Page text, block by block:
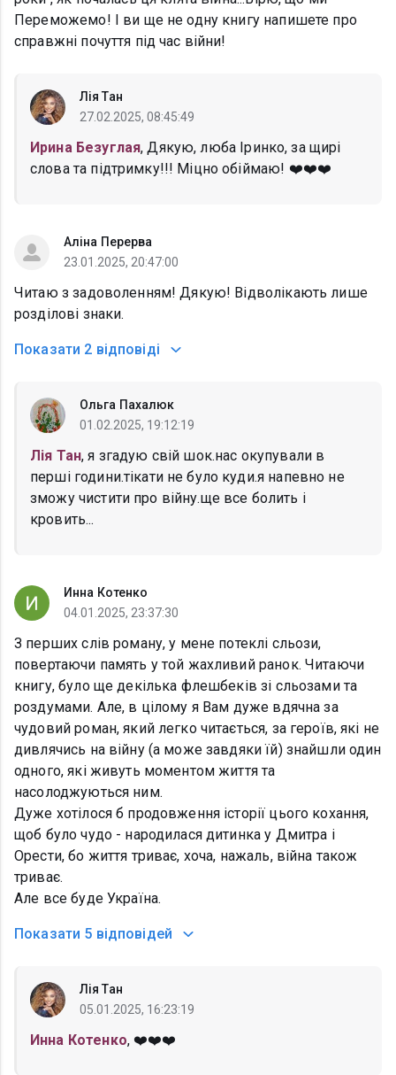
Переможемо! І ви ще не одну книгу напишете про
справжні почуття під час війни!
Лія Тан
27.02.2025, 08:45:49
Ирина Безуглая, Дякую, люба Іринко, за щирі
слова та підтримку!!! Міцно обіймаю! ❤️❤️❤️
Аліна Перерва
23.01.2025, 20:47:00
Читаю з задоволенням! Дякую! Відволікають лише
розділові знаки.
Показати 2 відповіді
Ольга Пахалюк
01.02.2025, 19:12:19
Лія Тан, я згадую свій шок.нас окупували в
перші години.тікати не було куди.я напевно не
зможу чистити про війну.ще все болить і
кровить...
Инна Котенко
04.01.2025, 23:37:30
З перших слів роману, у мене потеклі сльози,
повертаючи память у той жахливий ранок. Читаючи
книгу, було ще декілька флешбеків зі сльозами та
роздумами. Але, в цілому я Вам дуже вдячна за
чудовий роман, який легко читається, за героїв, які не
дивлячись на війну (а може завдяки їй) знайшли один
одного, які живуть моментом життя та
насолоджуються ним.
Дуже хотілося б продовження історії цього кохання,
щоб було чудо - народилася дитинка у Дмитра і
Орести, бо життя триває, хоча, нажаль, війна також
триває.
Але все буде Україна.
Показати 5 відповідей
Лія Тан
05.01.2025, 16:23:19
Инна Котенко, ❤️❤️❤️